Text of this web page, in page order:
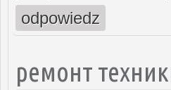
odpowiedz
ремонт